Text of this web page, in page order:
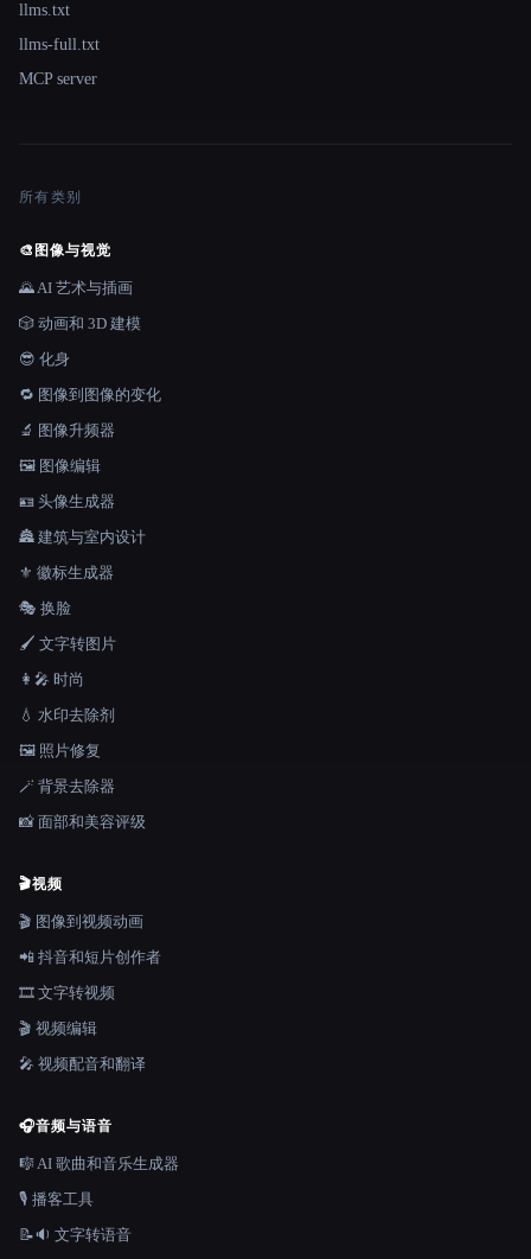
llms.txt
llms-full.txt
MCP server
所有类别
🎨 图像与视觉
🌄 AI 艺术与插画
🎲 动画和 3D 建模
😎 化身
🔁 图像到图像的变化
🔬 图像升频器
🖼️ 图像编辑
🪪 头像生成器
🏯 建筑与室内设计
⚜️ 徽标生成器
🎭 换脸
🖌️ 文字转图片
👩‍🎤 时尚
💧 水印去除剂
🖼️ 照片修复
🪄 背景去除器
📸 面部和美容评级
🎬视频
🎬 图像到视频动画
📲 抖音和短片创作者
🎞️ 文字转视频
🎬 视频编辑
🎤 视频配音和翻译
🎧音频与语音
🎼 AI 歌曲和音乐生成器
🎙️ 播客工具
📝🔉 文字转语音